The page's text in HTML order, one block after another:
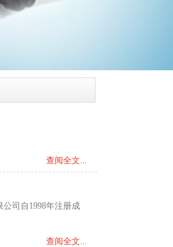
查阅全文...
司自1998年注册成
查阅全文...